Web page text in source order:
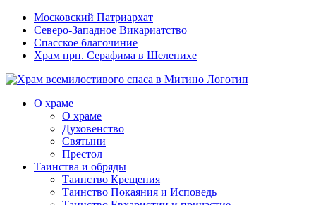
Московский Патриархат
Северо-Западное Викариатство
Спасское благочиние
Храм прп. Серафима в Шелепихе
О храме
О храме
Духовенство
Святыни
Престол
Таинства и обряды
Таинство Крещения
Таинство Покаяния и Исповедь